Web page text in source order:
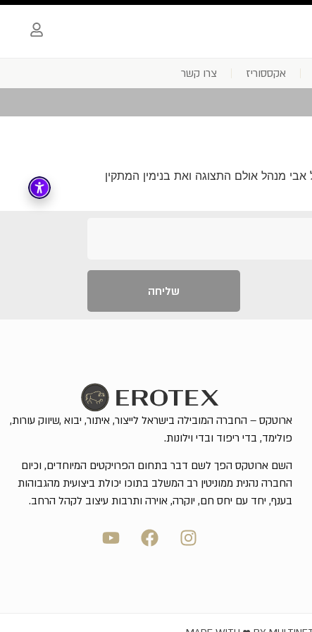
אקססוריז צרו קשר
מנהל אולם התצוגה ואת בנימין המתקין
שליחה
ארוטקס – החברה המובילה בישראל לייצור, איתור, יבוא ,שיווק עורות,
פולימד, בדי ריפוד ובדי וילונות.
השם ארוטקס הפך לשם דבר בתחום הפרויקטים המיוחדים, וכיום
החברה נהנית ממוניטין רב המשלב בתוכו יכולת ביצועית מהגבוהות
בענף, יחד עם יחס חם, יוקרה, אוירה ותרבות עיצוב לקהל הרחב.